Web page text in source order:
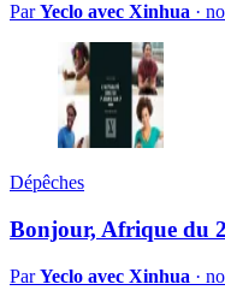
ParYeclo avec Xinhua ·
Dépêches
Bonjour, Afrique du
ParYeclo avec Xinhua ·